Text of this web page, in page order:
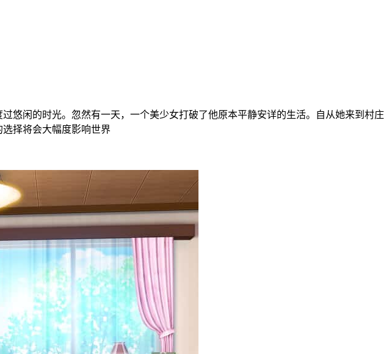
悠闲的时光。忽然有一天，一个美少女打破了他原本平静安详的生活。自从她来到村庄
择将会大幅度影响世界